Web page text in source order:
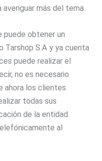
más del tema.
puede obtener un
Tarshop S.A y ya cuenta
puede realizar el
no es necesario
ahora los clientes
todas sus
de la entidad.
al